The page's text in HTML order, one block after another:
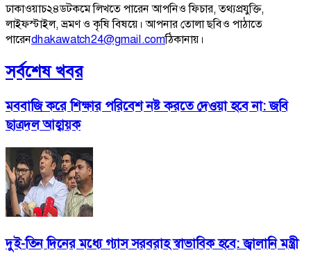
ঢাকাওয়াচ২৪ডটকমে লিখতে পারেন আপনিও ফিচার, তথ্যপ্রযুক্তি,
লাইফস্টাইল, ভ্রমণ ও কৃষি বিষয়ে। আপনার তোলা ছবিও পাঠাতে
পারেনdhakawatch24@gmail.comঠিকানায়।
সর্বশেষ খবর
মববাজি করে শিক্ষার পরিবেশ নষ্ট করতে দেওয়া হবে না: জবি
ছাত্রদল আহ্বায়ক
দুই-তিন দিনের মধ্যে গ্যাস সরবরাহ স্বাভাবিক হবে: জ্বালানি মন্ত্রী